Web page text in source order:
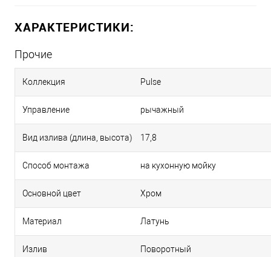
ХАРАКТЕРИСТИКИ:
Прочие
Коллекция Pulse
Управление рычажный
Вид излива (длина, высота) 17,8
Способ монтажа на кухонную мойку
Основной цвет Хром
Материал Латунь
Излив Поворотный